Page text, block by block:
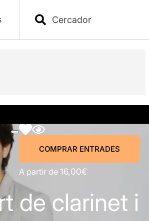
COMPRAR ENTRADES
A partir de 16,00€
COMPRAR ENTRADES
de clarinet i